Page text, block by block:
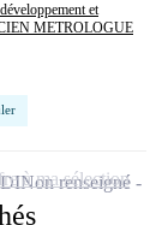
et
METROLOGUE
Non renseigné
à ma sélection